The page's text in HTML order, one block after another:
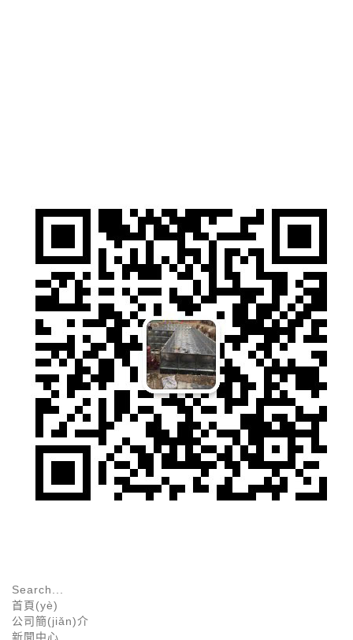
首頁(yè)
公司簡(jiǎn)介
新聞中心